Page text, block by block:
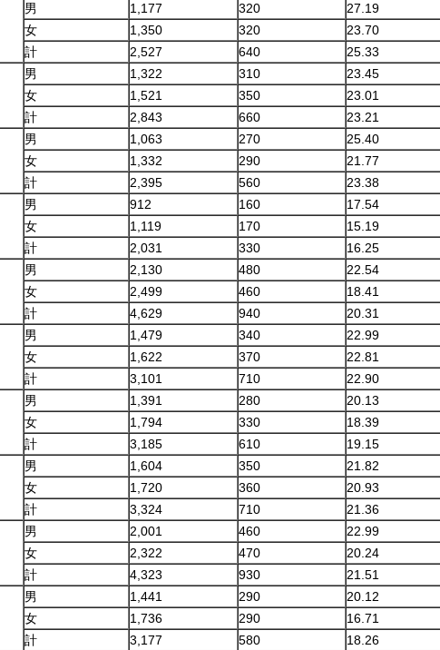
男 1,177 320
27.19
女
1,350 320
23.70
計
2,527 640 25.33
男 1,322 310
23.45
女
1,521 350
23.01
計
2,843 660 23.21
男 1,063 270
25.40
女
1,332 290
21.77
計
2,395 560 23.38
男 912 160
17.54
女
1,119 170
15.19
計
2,031 330 16.25
男 2,130 480
22.54
女
2,499 460
18.41
計
4,629 940 20.31
男 1,479 340
22.99
女
1,622 370
22.81
計
3,101 710 22.90
男 1,391 280
20.13
女
1,794 330
18.39
計
3,185 610 19.15
男 1,604 350
21.82
女
1,720 360
20.93
計
3,324 710 21.36
男 2,001 460
22.99
女
2,322 470
20.24
計
4,323 930 21.51
男 1,441 290
20.12
女
1,736 290
16.71
計
3,177 580 18.26